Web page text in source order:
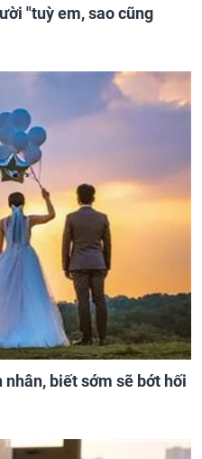
"tuỳ em, sao cũng
biết sớm sẽ bớt hối